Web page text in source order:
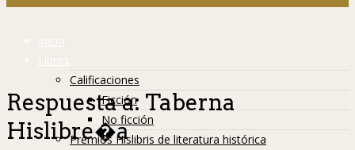
Inicio
Libros
Calificaciones
Ficción
No ficción
Premios Hislibris de literatura histórica
Respuesta a: Taberna
Hislibre�a